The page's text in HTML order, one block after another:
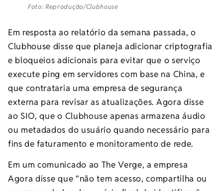
Foto: Reprodução/Clubhouse
Em resposta ao relatório da semana passada, o
Clubhouse disse que planeja adicionar criptografia
e bloqueios adicionais para evitar que o serviço
execute ping em servidores com base na China, e
que contrataria uma empresa de segurança
externa para revisar as atualizações. Agora disse
ao SIO, que o Clubhouse apenas armazena áudio
ou metadados do usuário quando necessário para
fins de faturamento e monitoramento de rede.
Em um comunicado ao The Verge, a empresa
Agora disse que “não tem acesso, compartilha ou